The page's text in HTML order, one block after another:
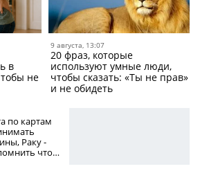
в
не
9 августа, 13:07
20 фраз, которые
используют умные люди,
чтобы сказать: «Ты не прав»
и не обидеть
по картам
Раку -
что